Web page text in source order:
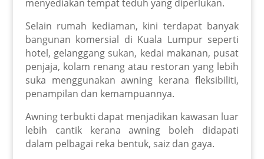
menyediakan tempat teduh yang diperlukan.
Selain rumah kediaman, kini terdapat banyak
bangunan komersial di Kuala Lumpur seperti
hotel, gelanggang sukan, kedai makanan, pusat
penjaja, kolam renang atau restoran yang lebih
suka menggunakan awning kerana fleksibiliti,
penampilan dan kemampuannya.
Awning terbukti dapat menjadikan kawasan luar
lebih cantik kerana awning boleh didapati
dalam pelbagai reka bentuk, saiz dan gaya.